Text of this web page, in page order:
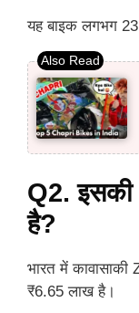
यह बाइक लगभग 23
Q2. इसकी
है?
भारत में
₹6.65 लाख है।